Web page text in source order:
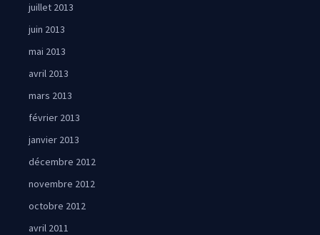
juillet 2013
juin 2013
mai 2013
avril 2013
mars 2013
février 2013
janvier 2013
décembre 2012
novembre 2012
octobre 2012
avril 2011